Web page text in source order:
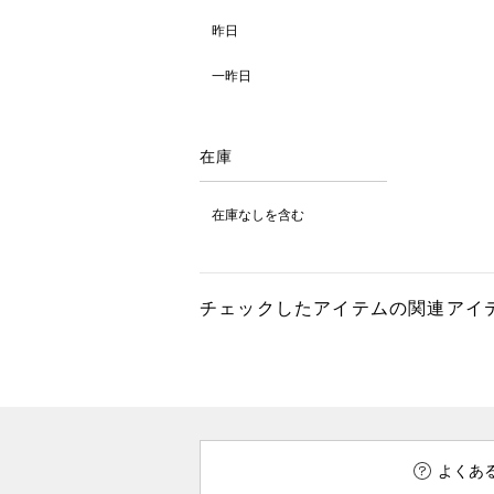
昨日
一昨日
在庫
在庫なしを含む
チェックしたアイテムの関連アイ
よくあ